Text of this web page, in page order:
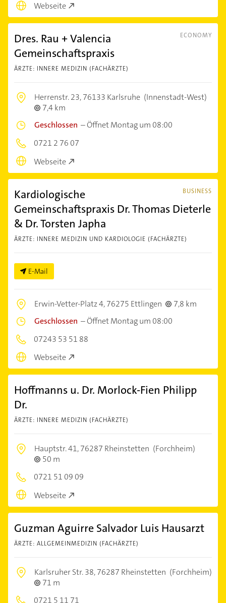
Webseite
ECONOMY
Dres. Rau + Valencia
Gemeinschaftspraxis
ÄRZTE: INNERE MEDIZIN (FACHÄRZTE)
Herrenstr. 23,76133 Karlsruhe (Innenstadt-West)
7,4 km
Geschlossen –Öffnet Montag um 08:00
0721 2 76 07
Webseite
BUSINESS
Kardiologische
Gemeinschaftspraxis Dr. Thomas Dieterle
& Dr. Torsten Japha
ÄRZTE: INNERE MEDIZIN UND KARDIOLOGIE (FACHÄRZTE)
E-Mail
Erwin-Vetter-Platz 4,76275 Ettlingen
7,8 km
Geschlossen –Öffnet Montag um 08:00
07243 53 51 88
Webseite
Hoffmanns u. Dr. Morlock-Fien Philipp
Dr.
ÄRZTE: INNERE MEDIZIN (FACHÄRZTE)
Hauptstr. 41,76287 Rheinstetten (Forchheim)
50 m
0721 51 09 09
Webseite
Guzman Aguirre Salvador Luis Hausarzt
ÄRZTE: ALLGEMEINMEDIZIN (FACHÄRZTE)
Karlsruher Str. 38,76287 Rheinstetten (Forchheim)
71 m
0721 5 11 71